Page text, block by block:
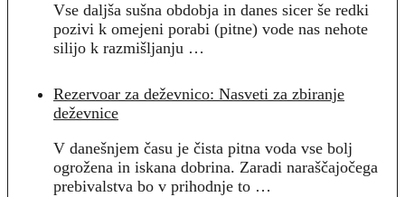
Vse daljša sušna obdobja in danes sicer še redki
pozivi k omejeni porabi (pitne) vode nas nehote
silijo k razmišljanju …
Rezervoar za deževnico: Nasveti za zbiranje
deževnice
V danešnjem času je čista pitna voda vse bolj
ogrožena in iskana dobrina. Zaradi naraščajočega
prebivalstva bo v prihodnje to …